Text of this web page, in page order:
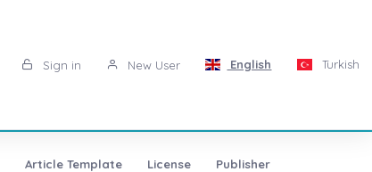
Sign in New User English Turkish
Article Template License Publisher